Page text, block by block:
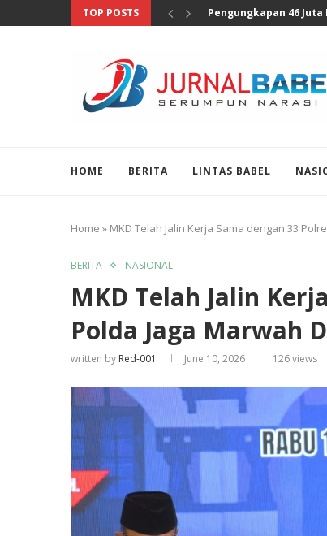
TOP POSTS Anggota DPR Sebut
HOME BERITA LINTAS BABEL
Home » MKD Telah Jalin Kerja Sama dengan 33
BERITA NASIONAL
MKD Telah Jalin
Polda Jaga Marwah
written by Red-001 June 10, 2026 126views